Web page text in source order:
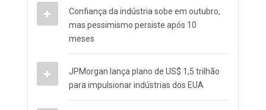
Confiança da indústria sobe em outubro,
mas pessimismo persiste após 10
meses
JPMorgan lança plano de US$ 1,5 trilhão
para impulsionar indústrias dos EUA